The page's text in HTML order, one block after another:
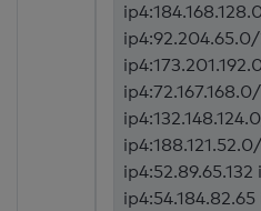
ip4:52.89.65.132
ip4:54.184.82.65